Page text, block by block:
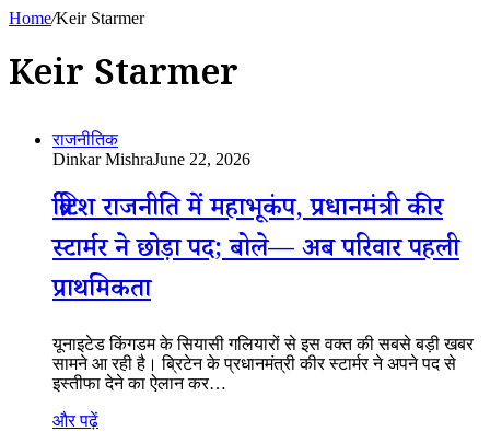
Home/Keir Starmer
Keir Starmer
राजनीतिक
Dinkar MishraJune 22, 2026
ब्रिटिश राजनीति में महाभूकंप, प्रधानमंत्री कीर
स्टार्मर ने छोड़ा पद; बोले— अब परिवार पहली
प्राथमिकता
यूनाइटेड किंगडम के सियासी गलियारों से इस वक्त की सबसे बड़ी खबर
सामने आ रही है। ब्रिटेन के प्रधानमंत्री कीर स्टार्मर ने अपने पद से
इस्तीफा देने का ऐलान कर…
और पढ़ें